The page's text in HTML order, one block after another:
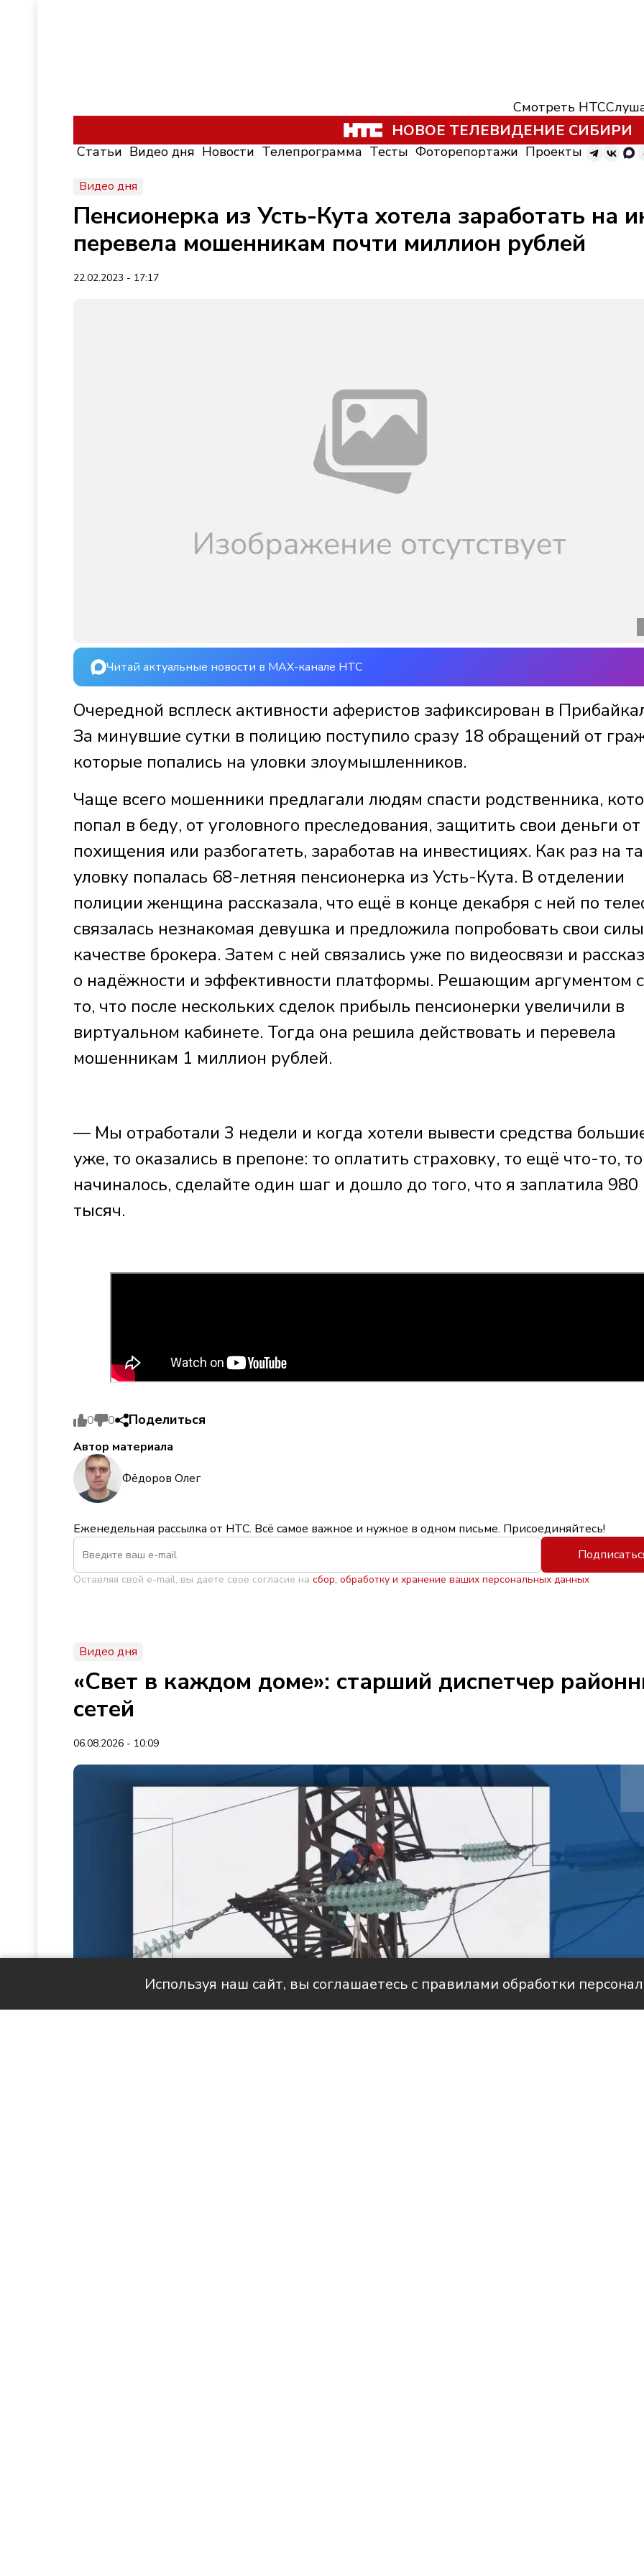
Смотреть НТС
НОВОЕ ТЕЛЕВИДЕНИЕ СИБИРИ
Статьи Видео дня Новости Телепрограмма Тесты Фоторепортажи Проекты
Видео дня
Пенсионерка из Усть-Кута хотела заработать на
перевела мошенникам почти миллион рублей
22.02.2023 - 17:17
Читай актуальные новости в MAX-канале НТС
Очередной всплеск активности аферистов зафиксирован в
За минувшие сутки в полицию поступило сразу 18 обращений от
которые попались на уловки злоумышленников.
Чаще всего мошенники предлагали людям спасти родственника,
попал в беду, от уголовного преследования, защитить свои деньги от
похищения или разбогатеть, заработав на инвестициях. Как раз на
уловку попалась 68-летняя пенсионерка из Усть-Кута. В отделении
полиции женщина рассказала, что ещё в конце декабря с ней по
связалась незнакомая девушка и предложила попробовать свои
качестве брокера. Затем с ней связались уже по видеосвязи и
о надёжности и эффективности платформы. Решающим аргументом
то, что после нескольких сделок прибыль пенсионерки увеличили в
виртуальном кабинете. Тогда она решила действовать и перевела
мошенникам 1 миллион рублей.
— Мы отработали 3 недели и когда хотели вывести средства
уже, то оказались в препоне: то оплатить страховку, то ещё что-то,
начиналось, сделайте один шаг и дошло до того, что я заплатила 980
тысяч.
0 0 Поделиться
Автор материала
Фёдоров Олег
Еженедельная рассылка от НТС. Всё самое важное и нужное в одном письме. Присоединяйтесь!
Оставляя свой e-mail, вы даете свое согласие на сбор, обработку и хранение ваших персональных данных
Видео дня
«Свет в каждом доме»: старший диспетчер
сетей
06.08.2026 - 10:09
Используя наш сайт, вы соглашаетесь с правилами обработки